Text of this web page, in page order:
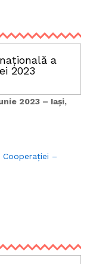
a
2023
2023 – Iași,
Cooperației –